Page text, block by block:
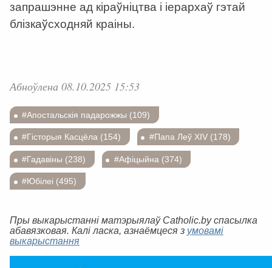
запрашэнне ад кіраўніцтва і іерархаў гэтай
блізкаўсходняй краіны.
Абноўлена 08.10.2025 15:53
#Апостальскія падарожжы (109)
#Гісторыя Касцёла (154) #Папа Леў XIV (178)
#Гадавіны (238) #Афіцыйна (374)
#Юбілеі (495)
Пры выкарыстанні матэрыялаў Catholic.by спасылка
абавязковая. Калі ласка, азнаёмцеся з умовамі
выкарыстання